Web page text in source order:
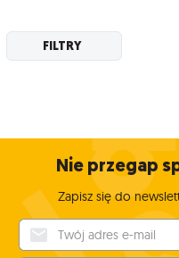
FILTRY
Nie przegap
Zapisz się do